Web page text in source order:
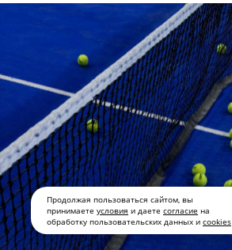
Продолжая пользоваться сайтом, вы
принимаете условия и даете согласие на
обработку пользовательских данных и cookies